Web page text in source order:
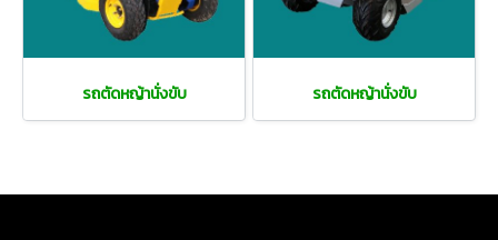
รถตัดหญ้านั่งขับ รถตัดหญ้านั่งขับ